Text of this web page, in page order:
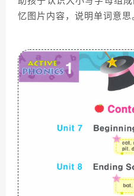
忆图片内容，说明单词意思